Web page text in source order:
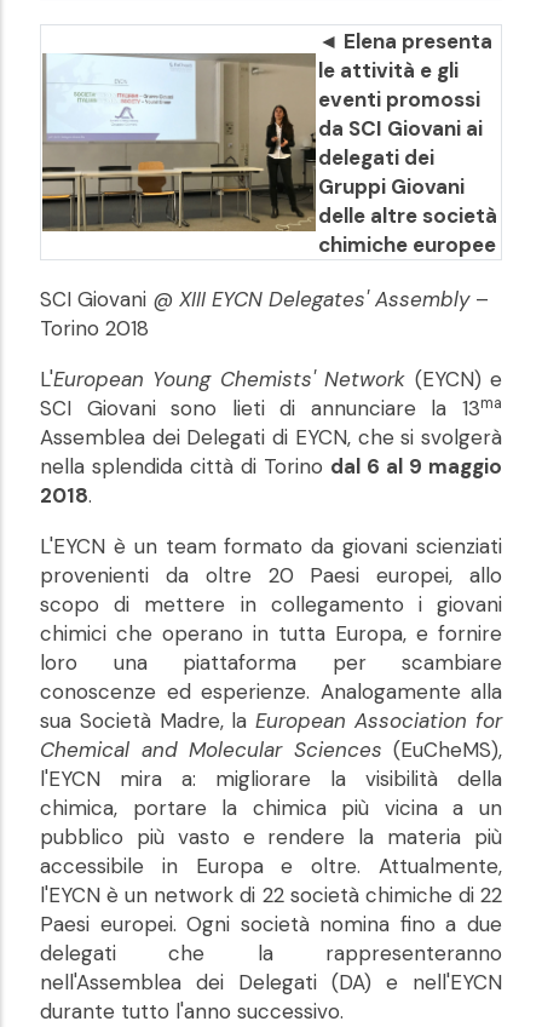
◄ Elena presenta
le attività e gli
eventi promossi
da SCI Giovani ai
delegati dei
Gruppi Giovani
delle altre società
chimiche europee
SCI Giovani @ XIII EYCN Delegates' Assembly –
Torino 2018
L'European Young Chemists' Network (EYCN) e
SCI Giovani sono lieti di annunciare la 13ma
Assemblea dei Delegati di EYCN, che si svolgerà
nella splendida città di Torino dal 6 al 9 maggio
2018.
L'EYCN è un team formato da giovani scienziati
provenienti da oltre 20 Paesi europei, allo
scopo di mettere in collegamento i giovani
chimici che operano in tutta Europa, e fornire
loro una piattaforma per scambiare
conoscenze ed esperienze. Analogamente alla
sua Società Madre, laEuropean Association for
Chemical and Molecular Sciences (EuCheMS),
l'EYCN mira a: migliorare la visibilità della
chimica, portare la chimica più vicina a un
pubblico più vasto e rendere la materia più
accessibile in Europa e oltre. Attualmente,
l'EYCN è un network di 22 società chimiche di 22
Paesi europei. Ogni società nomina fino a due
delegati che la rappresenteranno
nell'Assemblea dei Delegati (DA) e nell'EYCN
durante tutto l'anno successivo.